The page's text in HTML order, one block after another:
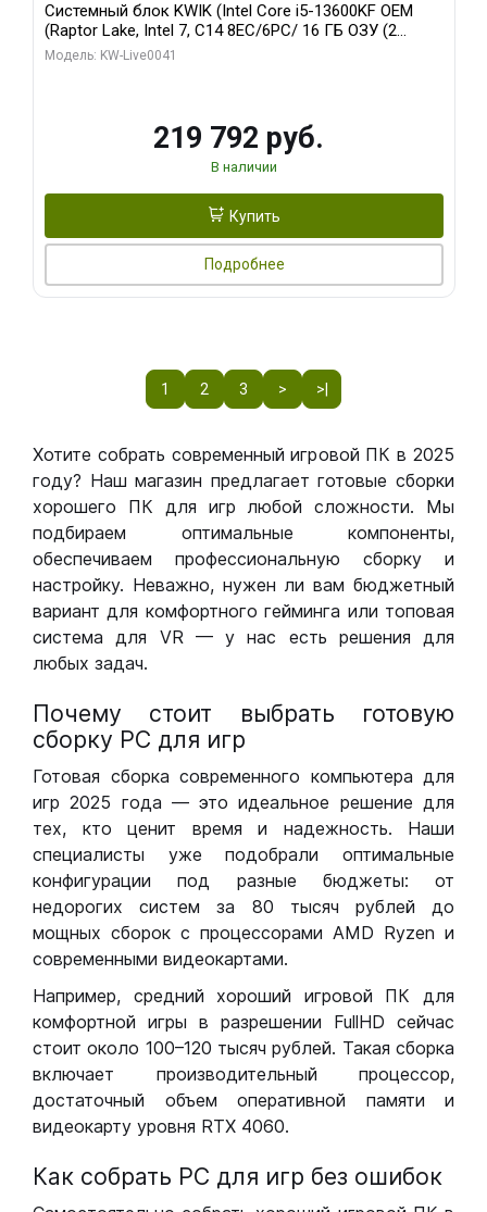
Системный блок KWIK (Intel Core i5-13600KF OEM
(Raptor Lake, Intel 7, C14 8EC/6PC/ 16 ГБ ОЗУ (2
модуля)/ Palit RTX5080 GAMINGPRO OC 16GB GDDR7
Модель: KW-Live0041
219 792 руб.
В наличии
Купить
Подробнее
1 2 3 > >|
Хотите собрать современный игровой ПК в 2025
году? Наш магазин предлагает готовые сборки
хорошего ПК для игр любой сложности. Мы
подбираем оптимальные компоненты,
обеспечиваем профессиональную сборку и
настройку. Неважно, нужен ли вам бюджетный
вариант для комфортного гейминга или топовая
система для VR — у нас есть решения для
любых задач.
Почему стоит выбрать готовую
сборку РС для игр
Готовая сборка современного компьютера для
игр 2025 года — это идеальное решение для
тех, кто ценит время и надежность. Наши
специалисты уже подобрали оптимальные
конфигурации под разные бюджеты: от
недорогих систем за 80 тысяч рублей до
мощных сборок с процессорами AMD Ryzen и
современными видеокартами.
Например, средний хороший игровой ПК для
комфортной игры в разрешении FullHD сейчас
стоит около 100–120 тысяч рублей. Такая сборка
включает производительный процессор,
достаточный объем оперативной памяти и
видеокарту уровня RTX 4060.
Как собрать РС для игр без ошибок